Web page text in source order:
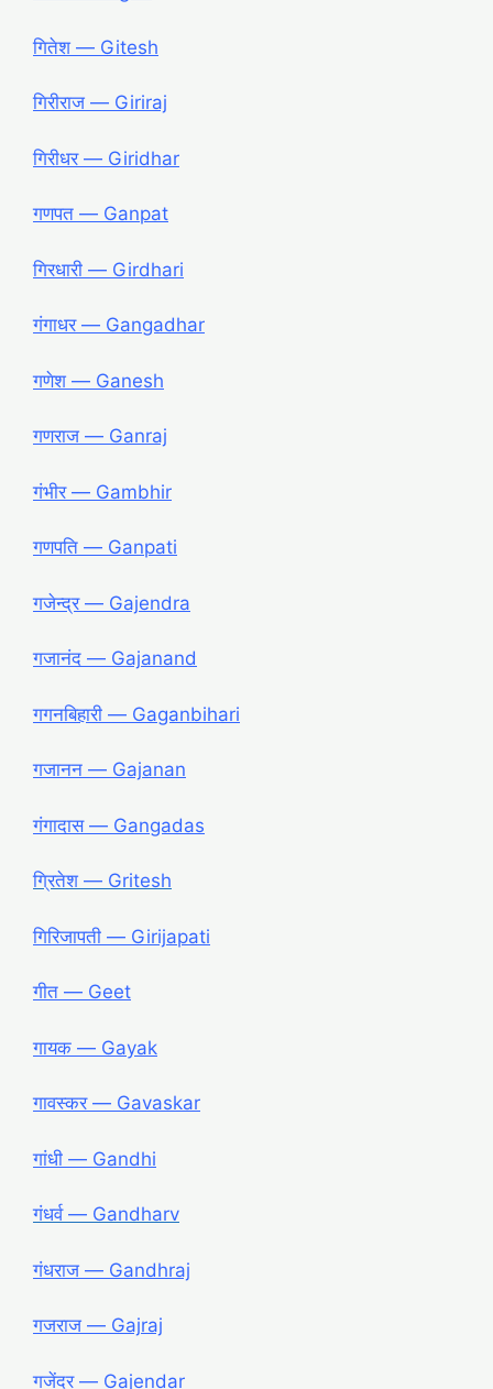
गितेश ― Gitesh
गिरीराज ― Giriraj
गिरीधर ― Giridhar
गणपत ― Ganpat
गिरधारी ― Girdhari
गंगाधर ― Gangadhar
गणेश ― Ganesh
गणराज ― Ganraj
गंभीर ― Gambhir
गणपति ― Ganpati
गजेन्द्र ― Gajendra
गजानंद ― Gajanand
गगनबिहारी ― Gaganbihari
गजानन ― Gajanan
गंगादास ― Gangadas
ग्रितेश ― Gritesh
गिरिजापती ― Girijapati
गीत ― Geet
गायक ― Gayak
गावस्कर ― Gavaskar
गांधी ― Gandhi
गंधर्व ― Gandharv
गंधराज ― Gandhraj
गजराज ― Gajraj
गजेंदर ― Gajendar